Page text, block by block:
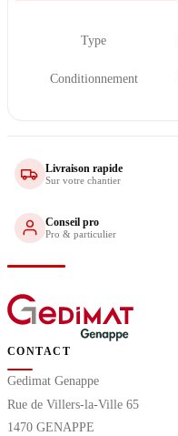
Type
Conditionnement
Livraison rapide
Sur votre chantier
Conseil pro
Pro & particulier
CONTACT
Gedimat Genappe
Rue de Villers-la-Ville 65
1470 GENAPPE